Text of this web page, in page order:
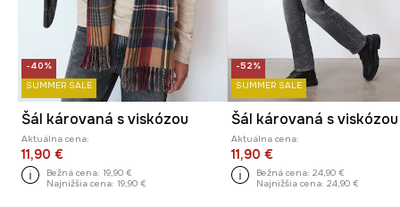
-40%
SUMMER SALE
Šál károvaná s viskózou
Aktuálna cena:
11,90 €
Bežná cena: 19,90 €
Najnižšia cena: 19,90 €
-52%
SUMMER SALE
Šál károvaná s viskózou
Aktuálna cena:
11,90 €
Bežná cena: 24,90 €
Najnižšia cena: 24,90 €